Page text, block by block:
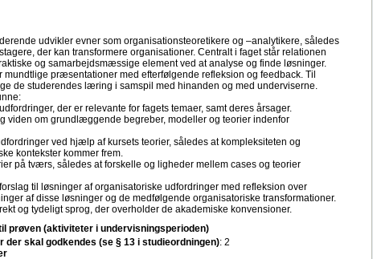
udvikler evner som organisationsteoretikere og –analytikere, således
der kan transformere organisationer. Centralt i faget står relationen
og samarbejdsmæssige element ved at analyse og finde løsninger.
mundtlige præsentationer med efterfølgende refleksion og feedback. Til
de studerendes læring i samspil med hinanden og med underviserne.
der er relevante for fagets temaer, samt deres årsager.
viden om grundlæggende begreber, modeller og teorier indenfor
ved hjælp af kursets teorier, således at kompleksiteten og
kontekster kommer frem.
på tværs, således at forskelle og ligheder mellem cases og teorier
til løsninger af organisatoriske udfordringer med refleksion over
af disse løsninger og de medfølgende organisatoriske transformationer.
og tydeligt sprog, der overholder de akademiske konvensioner.
prøven (aktiviteter i undervisningsperioden)
skal godkendes (se § 13 i studieordningen): 2